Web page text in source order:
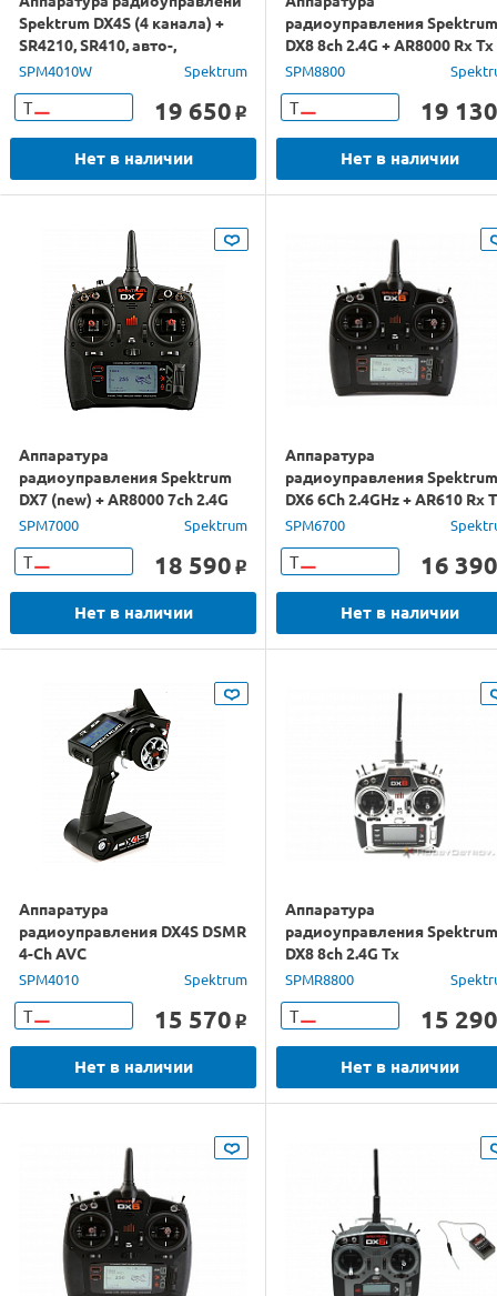
Spektrum DX4S (4 канала) +
SR4210, SR410, авто-,
судомодели, DSMR, Tx, Rx
SPM4010W Spektrum
Т 19 650 o
Нет в наличии
радиоуправления Spektrum
DX8 8ch 2.4G + AR8000 Rx Tx
SPM8800
Т 19 130
Нет в наличии
Аппаратура
радиоуправления Spektrum
DX7 (new) + AR8000 7ch 2.4G
Rx Tx
SPM7000 Spektrum
Т 18 590 o
Нет в наличии
Аппаратура
радиоуправления Spektrum
DX6 6Ch 2.4GHz + AR610 Rx
SPM6700
Т 16 390
Нет в наличии
Аппаратура
радиоуправления DX4S DSMR
4-Ch AVC
SPM4010 Spektrum
Т 15 570 o
Нет в наличии
Аппаратура
радиоуправления Spektrum
DX8 8ch 2.4G Tx
SPMR8800
Т 15 290
Нет в наличии